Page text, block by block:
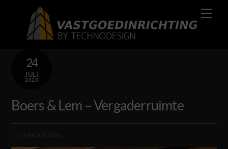
content
24
JULI
2020
Boers & Lem – Vergaderruimte